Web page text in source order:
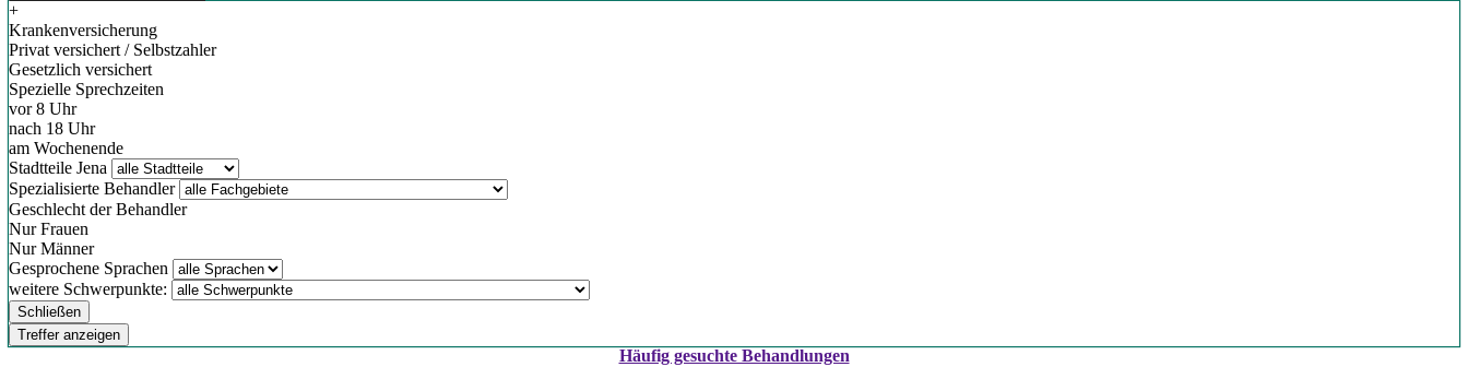
+
Krankenversicherung
Privat versichert / Selbstzahler
Gesetzlich versichert
Spezielle Sprechzeiten
vor 8 Uhr
nach 18 Uhr
am Wochenende
Stadtteile Jena
Spezialisierte Behandler
Geschlecht der Behandler
Nur Frauen
Nur Männer
Gesprochene Sprachen
weitere Schwerpunkte:
Schließen
Treffer anzeigen
Häufig gesuchte Behandlungen